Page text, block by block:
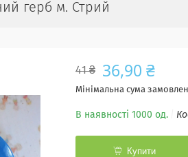
герб м. Стрий
41 ₴ 36,90 ₴
Мінімальна сума
В наявності 1000 од.
Купити